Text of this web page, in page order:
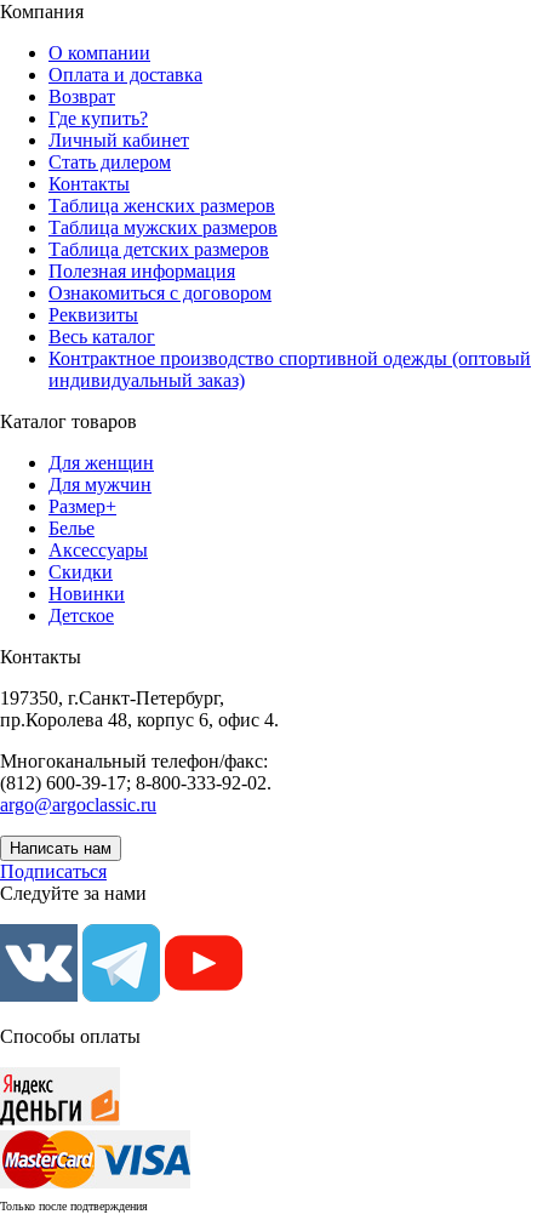
Компания
О компании
Оплата и доставка
Возврат
Где купить?
Личный кабинет
Стать дилером
Контакты
Таблица женских размеров
Таблица мужских размеров
Таблица детских размеров
Полезная информация
Ознакомиться с договором
Реквизиты
Весь каталог
Контрактное производство спортивной одежды (оптовый
индивидуальный заказ)
Каталог товаров
Для женщин
Для мужчин
Размер+
Белье
Аксессуары
Скидки
Новинки
Детское
Контакты
197350, г.Санкт-Петербург,
пр.Королева 48, корпус 6, офис 4.
Многоканальный телефон/факс:
(812) 600-39-17; 8-800-333-92-02.
argo@argoclassic.ru
Написать нам
Подписаться
Следуйте за нами
Способы оплаты
Только после подтверждения